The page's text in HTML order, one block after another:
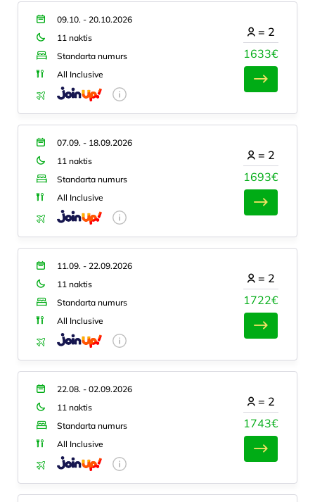
09.10. - 20.10.2026
11 naktis
Standarta numurs
All Inclusive
1633€
= 2
07.09. - 18.09.2026
11 naktis
Standarta numurs
All Inclusive
1693€
= 2
11.09. - 22.09.2026
11 naktis
Standarta numurs
All Inclusive
1722€
= 2
22.08. - 02.09.2026
11 naktis
Standarta numurs
All Inclusive
1743€
= 2